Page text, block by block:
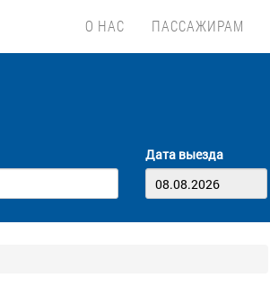
О НАС ПАССАЖИРАМ
Дата выезда